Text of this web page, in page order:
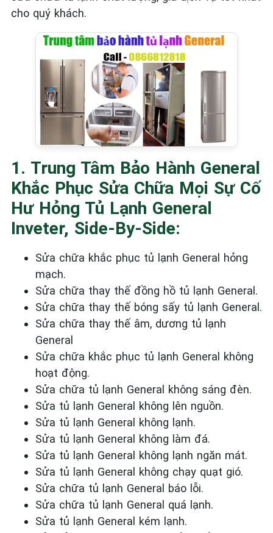
cho quý khách.
1. Trung Tâm Bảo Hành General
Khắc Phục Sửa Chữa Mọi Sự Cố
Hư Hỏng Tủ Lạnh General
Inveter, Side-By-Side:
Sửa chữa khắc phục tủ lạnh General hỏng
mạch.
Sửa chữa thay thế đồng hồ tủ lạnh General.
Sửa chữa thay thế bóng sấy tủ lạnh General.
Sửa chữa thay thế âm, dương tủ lạnh
General
Sửa chữa khắc phục tủ lạnh General không
hoạt động.
Sửa chữa tủ lạnh General không sáng đèn.
Sửa tủ lạnh General không lên nguồn.
Sửa tủ lạnh General không lạnh.
Sửa tủ lạnh General không làm đá.
Sửa tủ lạnh General không lạnh ngăn mát.
Sửa tủ lạnh General không chạy quạt gió.
Sửa chữa tủ lạnh General báo lỗi.
Sửa chữa tủ lạnh General quá lạnh.
Sửa tủ lạnh General kém lạnh.